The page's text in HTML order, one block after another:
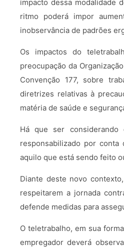
impacto dessa modalidade
ritmo poderá impor
inobservância de padrões
Os impactos do
preocupação da
Convenção 177, sobre
diretrizes relativas à
matéria de saúde e
Há que ser
responsabilizado por
aquilo que está sendo feito
Diante deste novo
respeitarem a jornada
defende medidas para
O teletrabalho, em sua
empregador deverá